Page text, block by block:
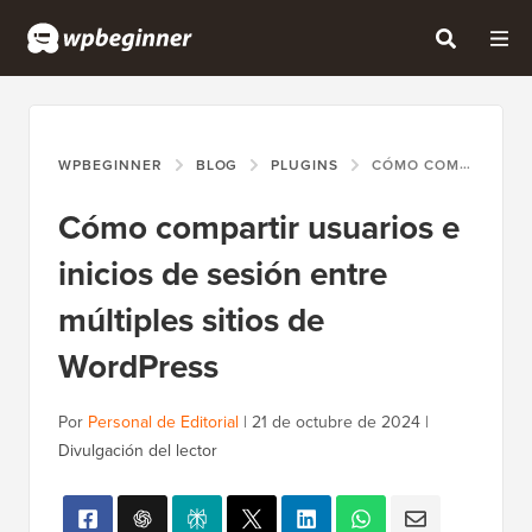
WPBEGINNER BLOG PLUGINS CÓMO COMPARTIR USUARIOS E INICIOS DE SESIÓN ENTRE MÚLTIPLES SITIOS DE WORDPRESS
Cómo compartir usuarios e
inicios de sesión entre
múltiples sitios de
WordPress
Por Personal de Editorial | 21 de octubre de 2024 |
Divulgación del lector